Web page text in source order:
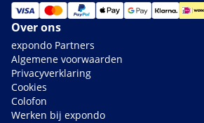
Over ons
expondo Partners
Algemene voorwaarden
Privacyverklaring
Cookies
Colofon
Werken bij expondo